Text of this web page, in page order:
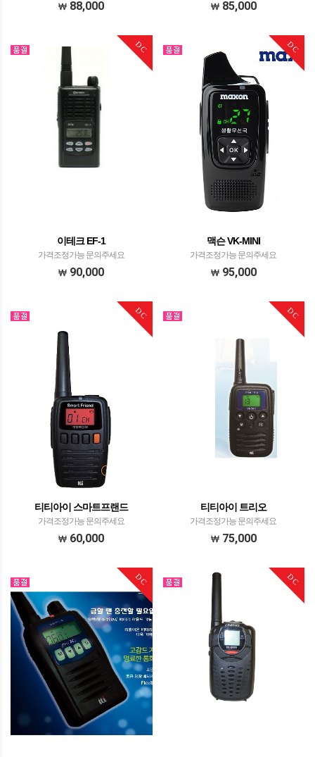
88,000 85,000
DC
이테크 EF-1
가격조정가능 문의주세요
90,000
DC
맥슨 VK-MINI
가격조정가능 문의주세요
95,000
DC
티티아이 스마트프랜드
가격조정가능 문의주세요
60,000
DC
티티아이 트리오
가격조정가능 문의주세요
75,000
DC DC